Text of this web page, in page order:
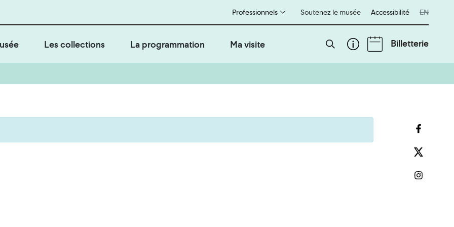
Soutenez le musée
Professionnels Accessibilité English
EN
Les collections La programmation Ma visite Billetterie